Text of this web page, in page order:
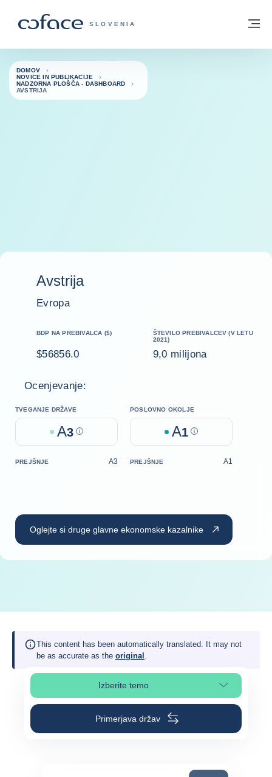
COFACE - ZAČETNA STRAN
SLOVENIA
Domov
DOMOV
NOVICE IN PUBLIKACIJE
NADZORNA PLOŠČA - DASHBOARD
AVSTRIJA
Avstrija
Evropa
BDP NA PREBIVALCA ($)
$56856.0
ŠTEVILO PREBIVALCEV (V LETU
2021)
9,0 milijona
Ocenjevanje:
TVEGANJE DRŽAVE
A3 Help
POSLOVNO OKOLJE
A1 Help
PREJŠNJE A3 PREJŠNJE A1
Oglejte si druge glavne ekonomske kazalnike
This content has been automatically translated. It may not
be as accurate as the original .
Izberite temo
Izberite poglavje strani
Primerjava držav